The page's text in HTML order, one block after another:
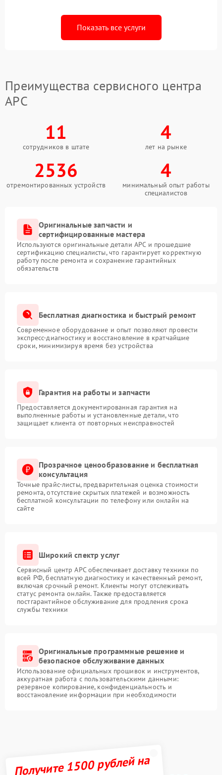
Показать все услуги
Преимущества сервисного центра
APC
11
сотрудников в штате
4
лет на рынке
2536
отремонтированных устройств
4
минимальный опыт работы
специалистов
Оригинальные запчасти и
сертифицированные мастера
Используются оригинальные детали APC и прошедшие
сертификацию специалисты, что гарантирует корректную
работу после ремонта и сохранение гарантийных
обязательств
Бесплатная диагностика и быстрый ремонт
Современное оборудование и опыт позволяют провести
экспресс-диагностику и восстановление в кратчайшие
сроки, минимизируя время без устройства
Гарантия на работы и запчасти
Предоставляется документированная гарантия на
выполненные работы и установленные детали, что
защищает клиента от повторных неисправностей
Прозрачное ценообразование и бесплатная
консультация
Точные прайс-листы, предварительная оценка стоимости
ремонта, отсутствие скрытых платежей и возможность
бесплатной консультации по телефону или онлайн на
сайте
Широкий спектр услуг
Сервисный центр APC обеспечивает доставку техники по
всей РФ, бесплатную диагностику и качественный ремонт,
включая срочный ремонт. Клиенты могут отслеживать
статус ремонта онлайн. Также предоставляется
постгарантийное обслуживание для продления срока
службы техники
Оригинальные программные решение и
безопасное обслуживание данных
Использование официальных прошивок и инструментов,
аккуратная работа с пользовательскими данными:
резервное копирование, конфиденциальность и
восстановление информации при необходимости
Получите 1500 рублей на